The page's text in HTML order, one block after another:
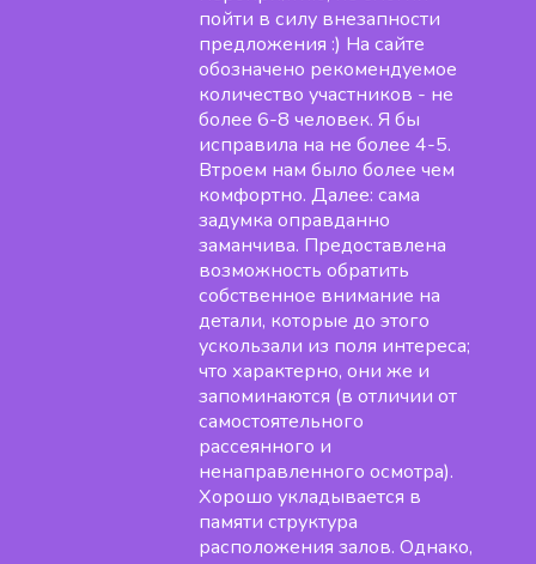
пойти в силу внезапности
предложения :) На сайте
обозначено рекомендуемое
количество участников - не
более 6-8 человек. Я бы
исправила на не более 4-5.
Втроем нам было более чем
комфортно. Далее: сама
задумка оправданно
заманчива. Предоставлена
возможность обратить
собственное внимание на
детали, которые до этого
ускользали из поля интереса;
что характерно, они же и
запоминаются (в отличии от
самостоятельного
рассеянного и
ненаправленного осмотра).
Хорошо укладывается в
памяти структура
расположения залов. Однако,